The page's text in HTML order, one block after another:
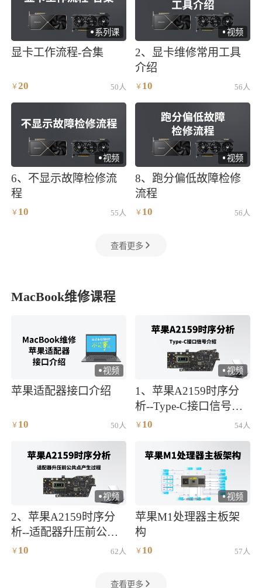
系列课
)
显卡工作流程-合集
￥20 50人
视频
)
2、显卡维修常用工具
介绍
￥ 10 56人
视频
)
6、不显示故障检修流
程
￥ 10 55人
视频
)
8、跑分偏低故障检修
流程
￥ 10 56人
查看更多
MacBook维修课程
视频
)
苹果适配器接口介绍
￥ 10 50人
视频
)
1、苹果A2159时序分
析--Type-C接口信号介
绍
￥ 10 54人
视频
)
2、苹果A2159时序分
析--适配器升压前公共
点产生过程
￥ 10 62人
视频
)
苹果M1处理器主板架
构
￥ 10 57人
查看更多